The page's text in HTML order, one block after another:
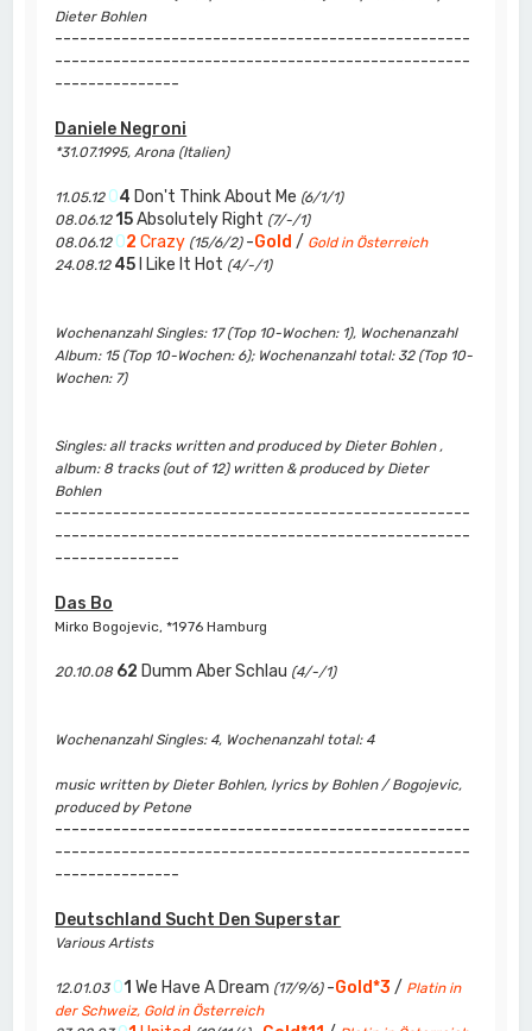
Dieter Bohlen
--------------------------------------------------
--------------------------------------------------
---------------
Daniele Negroni
*31.07.1995, Arona (Italien)
11.05.12 04 Don't Think About Me (6/1/1)
08.06.12 15Absolutely Right (7/-/1)
08.06.12 02 Crazy (15/6/2)-Gold / Gold in Österreich
24.08.12 45 I Like It Hot (4/-/1)
Wochenanzahl Singles: 17 (Top 10-Wochen: 1), Wochenanzahl
Album: 15 (Top 10-Wochen: 6); Wochenanzahl total: 32 (Top 10-
Wochen: 7)
Singles: all tracks written and produced by Dieter Bohlen ,
album: 8 tracks (out of 12) written & produced by Dieter
Bohlen
--------------------------------------------------
--------------------------------------------------
---------------
Das Bo
Mirko Bogojevic, *1976 Hamburg
20.10.08 62 Dumm Aber Schlau (4/-/1)
Wochenanzahl Singles: 4, Wochenanzahl total: 4
music written by Dieter Bohlen, lyrics by Bohlen / Bogojevic,
produced by Petone
--------------------------------------------------
--------------------------------------------------
---------------
Deutschland Sucht Den Superstar
Various Artists
12.01.03 01 We Have A Dream (17/9/6)-Gold*3/ Platin in
der Schweiz, Gold in Österreich